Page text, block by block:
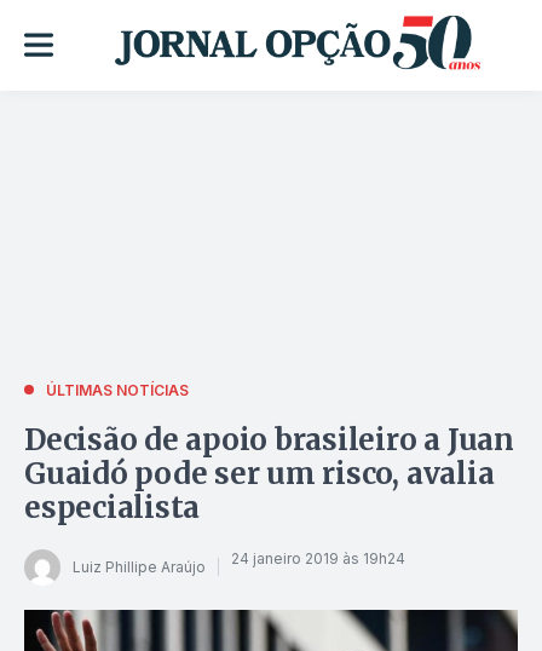
ÚLTIMAS NOTÍCIAS
Decisão de apoio brasileiro a Juan
Guaidó pode ser um risco, avalia
especialista
Luiz Phillipe Araújo 24 janeiro 2019 às 19h24